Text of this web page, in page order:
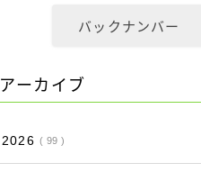
バックナンバー
アーカイブ
2026 99